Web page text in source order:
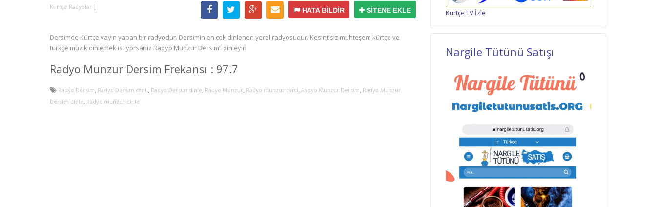
Kürtçe Radyolar | HATA BİLDİR SİTENE EKLE
Dersimde Kürtçe yayın yapan bir radyodur. Dersimin en çok dinlenen yerel radyosudur. Kesintisiz muhteşem kürtçe ve
türkçe müzik dinlemek istiyorsanız Radyo Munzur Dersim’i dinleyin
Radyo Munzur Dersim Frekansı : 97.7
Radyo Dersim, Radyo Dersim canlı, Radyo Dersim dinle, Radyo Munzur, Radyo munzur canlı, Radyo Munzur Dersim, Radyo Munzur
Dersim dinle, Radyo munzur dinle
Kürtçe TV İzle
Nargile Tütünü Satışı